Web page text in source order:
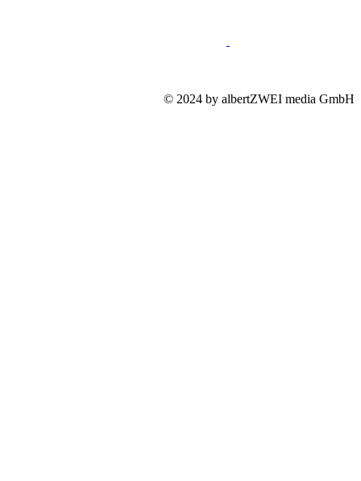
© 2024 by albertZWEI media GmbH